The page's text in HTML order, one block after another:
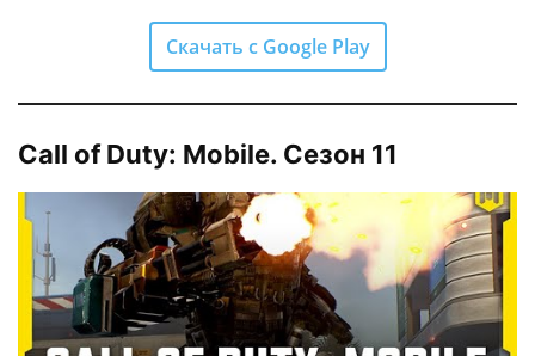
Скачать с Google Play
Call of Duty: Mobile. Сезон 11